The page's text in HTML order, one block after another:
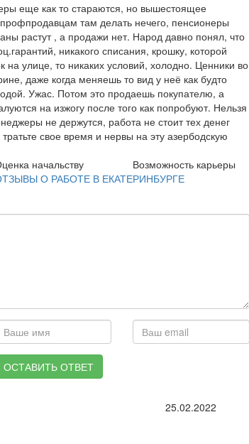
еще как то стараются, но вышестоящее
там делать нечего, пенсионеры
растут , а продажи нет. Народ давно понял, что
никакого списания, крошку, которой
улице, то никаких условий, холодно. Ценники во
даже когда меняешь то вид у неё как будто
Ужас. Потом это продаешь покупателю, а
на изжогу после того как попробуют. Нельзя
не держутся, работа не стоит тех денег
свое время и нервы на эту азербодскую
начальству
Возможность карьеры
О РАБОТЕ В ЕКАТЕРИНБУРГЕ
ОСТАВИТЬ ОТВЕТ
25.02.2022